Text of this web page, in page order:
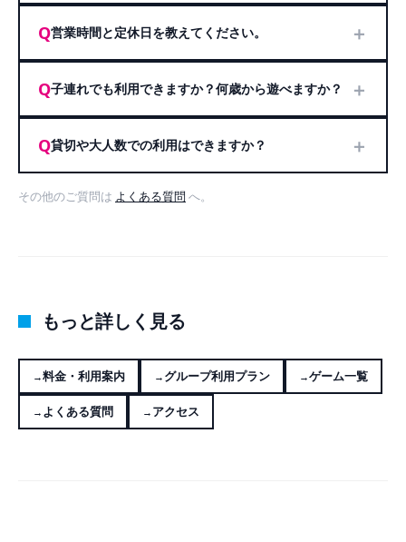
Q営業時間と定休日を教えてください。 ＋
Q子連れでも利用できますか？何歳から遊べますか？ ＋
Q貸切や大人数での利用はできますか？ ＋
その他のご質問は よくある質問 へ。
もっと詳しく見る
料金・利用案内 グループ利用プラン ゲーム一覧
よくある質問 アクセス